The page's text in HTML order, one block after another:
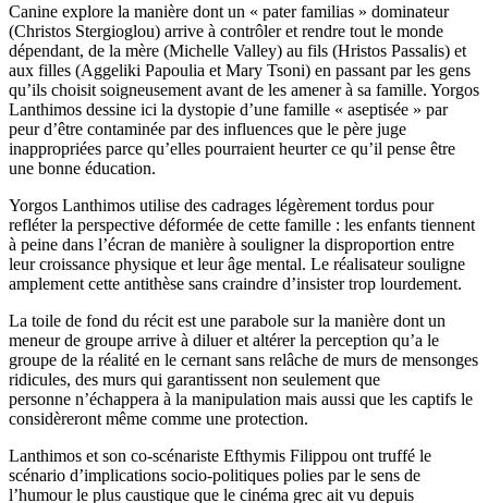
Canine explore la manière dont un « pater familias » dominateur
(Christos Stergioglou) arrive à contrôler et rendre tout le monde
dépendant, de la mère (Michelle Valley) au fils (Hristos Passalis) et
aux filles (Aggeliki Papoulia et Mary Tsoni) en passant par les gens
qu’ils choisit soigneusement avant de les amener à sa famille. Yorgos
Lanthimos dessine ici la dystopie d’une famille « aseptisée » par
peur d’être contaminée par des influences que le père juge
inappropriées parce qu’elles pourraient heurter ce qu’il pense être
une bonne éducation.
Yorgos Lanthimos utilise des cadrages légèrement tordus pour
refléter la perspective déformée de cette famille : les enfants tiennent
à peine dans l’écran de manière à souligner la disproportion entre
leur croissance physique et leur âge mental. Le réalisateur souligne
amplement cette antithèse sans craindre d’insister trop lourdement.
La toile de fond du récit est une parabole sur la manière dont un
meneur de groupe arrive à diluer et altérer la perception qu’a le
groupe de la réalité en le cernant sans relâche de murs de mensonges
ridicules, des murs qui garantissent non seulement que
personne n’échappera à la manipulation mais aussi que les captifs le
considèreront même comme une protection.
Lanthimos et son co-scénariste Efthymis Filippou ont truffé le
scénario d’implications socio-politiques polies par le sens de
l’humour le plus caustique que le cinéma grec ait vu depuis